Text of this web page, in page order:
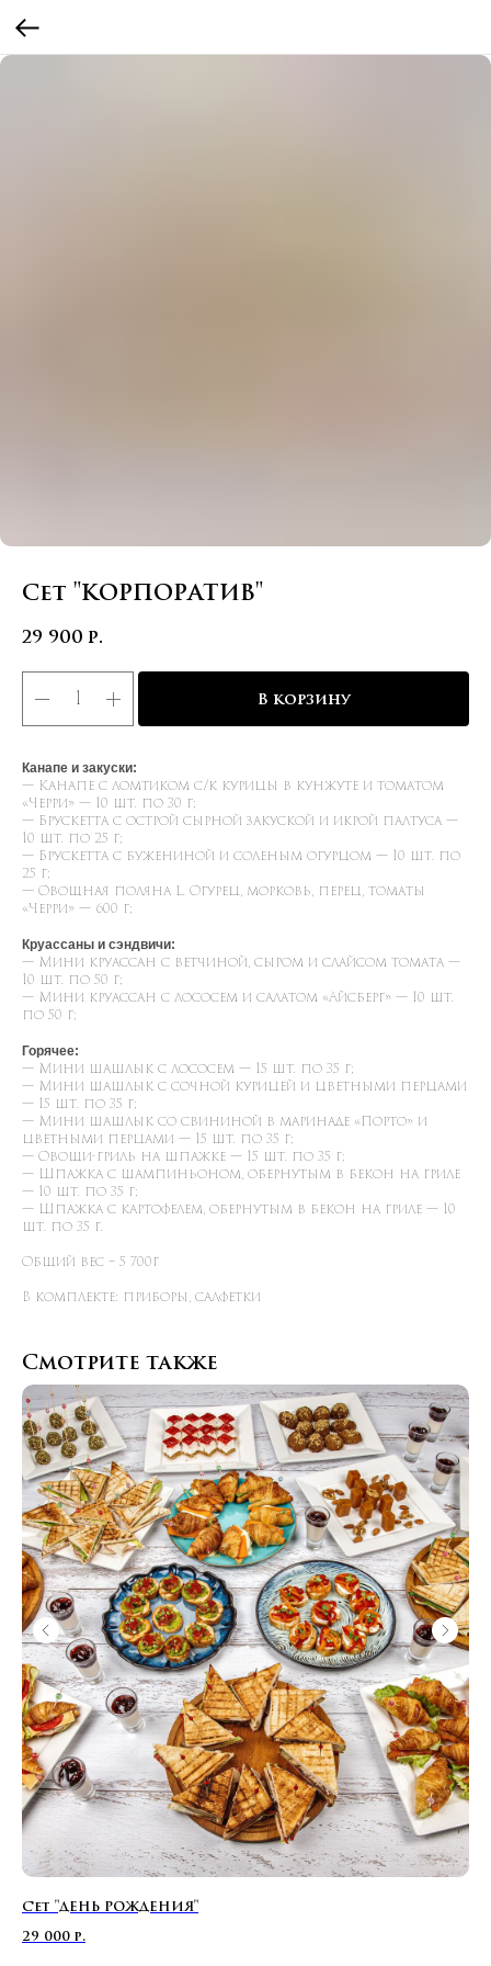
Сет "КОРПОРАТИВ"
29 900 р.
В корзину
Канапе и закуски:
— Канапе с ломтиком с/к курицы в кунжуте и томатом
«Черри» — 10 шт. по 30 г;
— Брускетта с острой сырной закуской и икрой палтуса —
10 шт. по 25 г;
— Брускетта с бужениной и соленым огурцом — 10 шт. по
25 г;
— Овощная поляна L. Огурец, морковь, перец, томаты
«Черри» — 600 г;
Круассаны и сэндвичи:
— Мини круассан с ветчиной, сыром и слайсом томата —
10 шт. по 50 г;
— Мини круассан с лососем и салатом «Айсберг» — 10 шт.
по 50 г;
Горячее:
— Мини шашлык с лососем — 15 шт. по 35 г;
— Мини шашлык с сочной курицей и цветными перцами
— 15 шт. по 35 г;
— Мини шашлык со свининой в маринаде «Порто» и
цветными перцами — 15 шт. по 35 г;
— Овощи-гриль на шпажке — 15 шт. по 35 г;
— Шпажка с шампиньоном, обернутым в бекон на гриле
— 10 шт. по 35 г;
— Шпажка с картофелем, обернутым в бекон на гриле — 10
шт. по 35 г.
Общий вес – 5 700г
В комплекте: приборы, салфетки
Смотрите также
Сет "ДЕНЬ РОЖДЕНИЯ"
29 000 р.